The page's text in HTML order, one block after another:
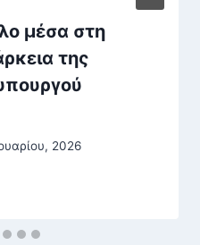
μέσα στη
της
2026